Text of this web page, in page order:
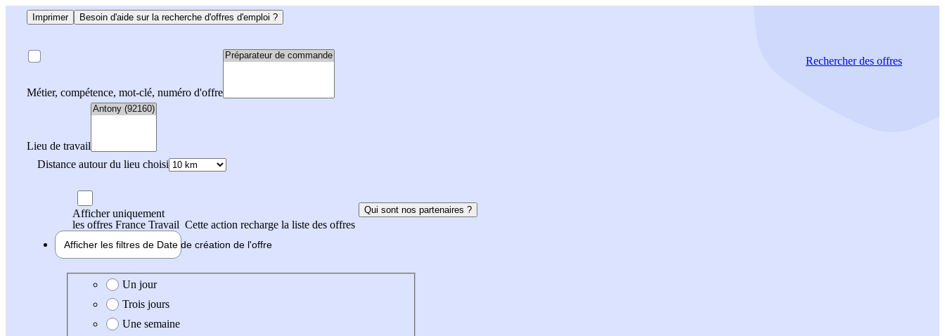
Imprimer Besoin d'aide sur la recherche d'offres d'emploi ?
Métier, compétence, mot-clé, numéro d'offre
Lieu de travail
Distance autour du lieu choisi
Rechercherdes offres
Afficher uniquement
les offres France Travail Cette action recharge la liste des offres
Qui sont nos partenaires ?
Afficher les filtres de Date de création de l'offre
Date de création de l'offre
Un jour
Trois jours
Une semaine